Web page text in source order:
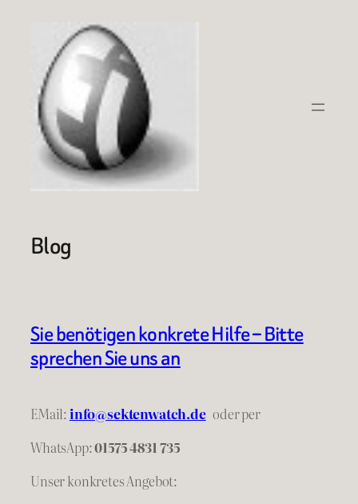
springen
Blog
Sie benötigen konkrete Hilfe – Bitte
sprechen Sie uns an
EMail:info@sektenwatch.de oderper
WhatsApp:01575 4831 735
Unser konkretes Angebot: